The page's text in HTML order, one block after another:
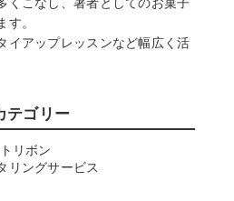
くこなし、著者としてのお菓子
す。
イアップレッスンなど幅広く活
テゴリー
リボン
リングサービス